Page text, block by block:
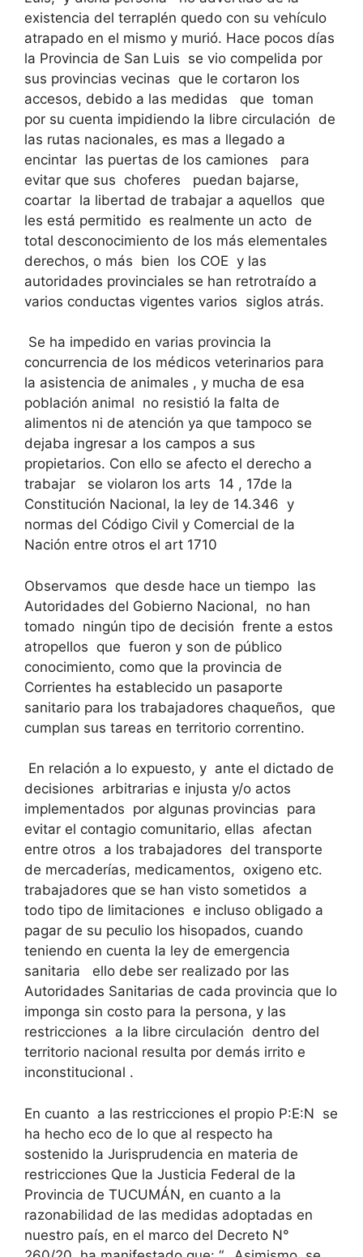
existencia del terraplén quedo con su vehículo
atrapado en el mismo y murió. Hace pocos días
la Provincia de San Luis se vio compelida por
sus provincias vecinas que le cortaron los
accesos, debido a las medidas que toman
por su cuenta impidiendo la libre circulación de
las rutas nacionales, es mas a llegado a
encintar las puertas de los camiones para
evitar que sus choferes puedan bajarse,
coartar la libertad de trabajar a aquellos que
les está permitido es realmente un acto de
total desconocimiento de los más elementales
derechos, o más bien los COE y las
autoridades provinciales se han retrotraído a
varios conductas vigentes varios siglos atrás.
Se ha impedido en varias provincia la
concurrencia de los médicos veterinarios para
la asistencia de animales , y mucha de esa
población animal no resistió la falta de
alimentos ni de atención ya que tampoco se
dejaba ingresar a los campos a sus
propietarios. Con ello se afecto el derecho a
trabajar se violaron los arts 14 , 17de la
Constitución Nacional, la ley de 14.346 y
normas del Código Civil y Comercial de la
Nación entre otros el art 1710
Observamos que desde hace un tiempo las
Autoridades del Gobierno Nacional, no han
tomado ningún tipo de decisión frente a estos
atropellos que fueron y son de público
conocimiento, como que la provincia de
Corrientes ha establecido un pasaporte
sanitario para los trabajadores chaqueños, que
cumplan sus tareas en territorio correntino.
En relación a lo expuesto, y ante el dictado de
decisiones arbitrarias e injusta y/o actos
implementados por algunas provincias para
evitar el contagio comunitario, ellas afectan
entre otros a los trabajadores del transporte
de mercaderías, medicamentos, oxigeno etc.
trabajadores que se han visto sometidos a
todo tipo de limitaciones e incluso obligado a
pagar de su peculio los hisopados, cuando
teniendo en cuenta la ley de emergencia
sanitaria ello debe ser realizado por las
Autoridades Sanitarias de cada provincia que lo
imponga sin costo para la persona, y las
restricciones a la libre circulación dentro del
territorio nacional resulta por demás irrito e
inconstitucional .
En cuanto a las restricciones el propio P:E:N se
ha hecho eco de lo que al respecto ha
sostenido la Jurisprudencia en materia de
restricciones Que la Justicia Federal de la
Provincia de TUCUMÁN, en cuanto a la
razonabilidad de las medidas adoptadas en
nuestro país, en el marco del Decreto N°